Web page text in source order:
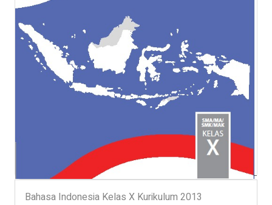
Bahasa Indonesia Kelas X Kurikulum 2013